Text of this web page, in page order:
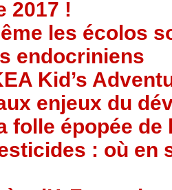
2017 !
les écolos
endocriniens
Kid’s
enjeux du
folle épopée de
: où en